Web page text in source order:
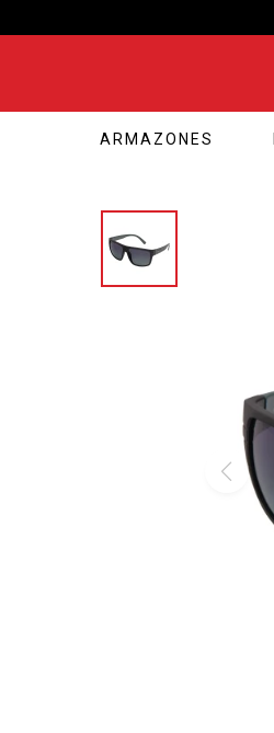
ARMAZONES